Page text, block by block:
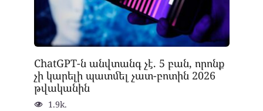
ChatGPT-ն անվտանգ չէ. 5 բան, որոնք
չի կարելի պատմել չատ-բոտին 2026
թվականին
1.9k.